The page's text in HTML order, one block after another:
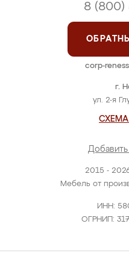
2015 -
Мебель от
ИНН:
ОГРНИП:
г.
ул. 2-я
8 (800)
corp-